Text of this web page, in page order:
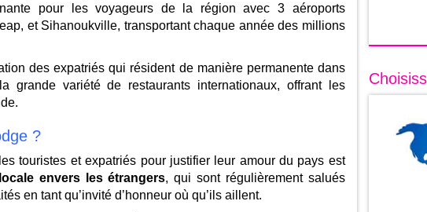
pour les voyageurs de la région avec 3 aéroports
et Sihanoukville, transportant chaque année des millions
des expatriés qui résident de manière permanente dans
grande variété de restaurants internationaux, offrant les
?
touristes et expatriés pour justifier leur amour du pays est
envers les étrangers, qui sont régulièrement salués
en tant qu’invité d’honneur où qu’ils aillent.